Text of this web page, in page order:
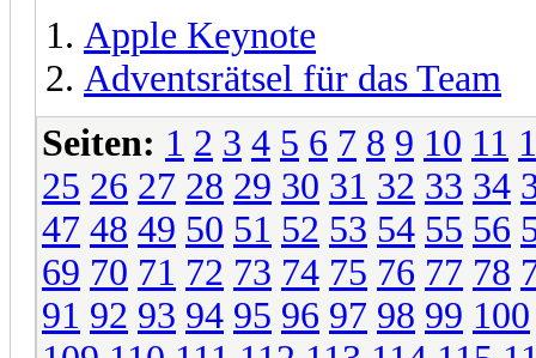
Apple Keynote
Adventsrätsel für das Team
Seiten: 1 2 3 4 5 6 7 8 9 10 11
25 26 27 28 29 30 31 32 33 34
47 48 49 50 51 52 53 54 55 56
69 70 71 72 73 74 75 76 77 78
91 92 93 94 95 96 97 98 99 100